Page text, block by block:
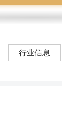
行业信息